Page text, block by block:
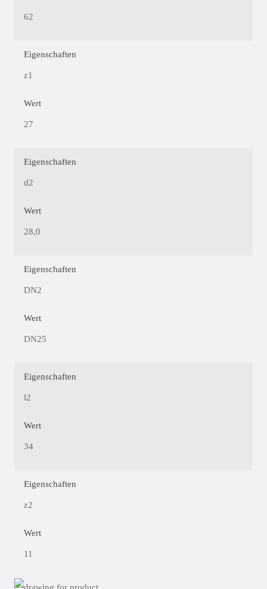
62
Eigenschaften
z1
Wert
27
Eigenschaften
d2
Wert
28,0
Eigenschaften
DN2
Wert
DN25
Eigenschaften
l2
Wert
34
Eigenschaften
z2
Wert
11